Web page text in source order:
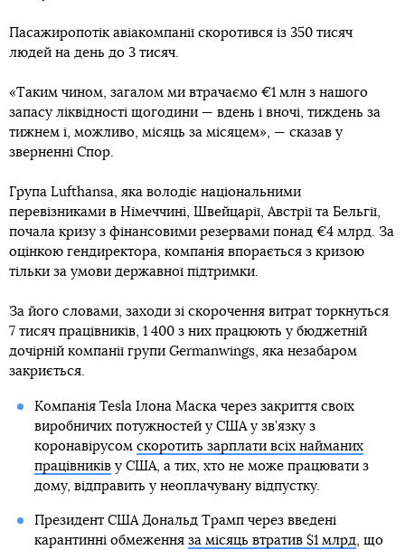
Пасажиропотік авіакомпанії скоротився із 350 тисяч
людей на день до 3 тисяч.
«Таким чином, загалом ми втрачаємо €1 млн з нашого
запасу ліквідності щогодини — вдень і вночі, тиждень за
тижнем і, можливо, місяць за місяцем», — сказав у
зверненні Спор.
Група Lufthansa, яка володіє національними
перевізниками в Німеччині, Швейцарії, Австрії та Бельгії,
почала кризу з фінансовими резервами понад €4 млрд. За
оцінкою гендиректора, компанія впорається з кризою
тільки за умови державної підтримки.
За його словами, заходи зі скорочення витрат торкнуться
7 тисяч працівників, 1 400 з них працюють у бюджетній
дочірній компанії групи Germanwings, яка незабаром
закриється.
Компанія Tesla Ілона Маска через закриття своїх
виробничих потужностей у США у зв’язку з
коронавірусом скоротить зарплати всіх найманих
працівниківу США, а тих, хто не може працювати з
дому, відправить у неоплачувану відпустку.
Президент США Дональд Трамп через введені
карантинні обмеження за місяць втратив $1 млрд, що